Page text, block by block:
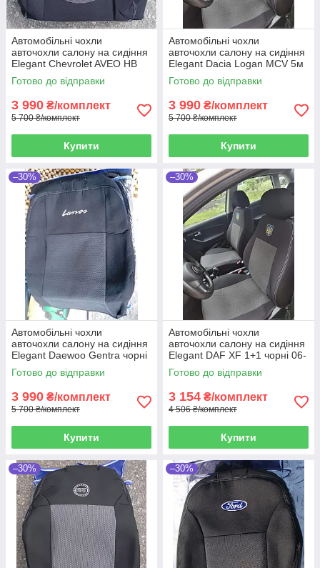
Автомобільні чохли
авточохли салону на сидіння
Elegant Chevrolet AVEO HB
3D чорні 08- Шевроле Авео
Готово до відправки
3 990 ₴/комплект
5 700 ₴/комплект
Купити
Автомобільні чохли
авточохли салону на сидіння
Elegant Dacia Logan MCV 5м
чорні 06- Дачия Логан МСВ
Готово до відправки
3 990 ₴/комплект
5 700 ₴/комплект
Купити
–30%
Автомобільні чохли
авточохли салону на сидіння
Elegant Daewoo Gentra чорні
13- Дэу Джентра
Готово до відправки
3 990 ₴/комплект
5 700 ₴/комплект
Купити
–30%
Автомобільні чохли
авточохли салону на сидіння
Elegant DAF XF 1+1 чорні 06-
Даф XF
Готово до відправки
3 154 ₴/комплект
4 506 ₴/комплект
Купити
–30% –30%